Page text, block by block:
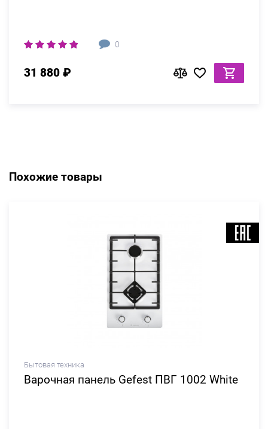
0
31 880 ₽
Похожие товары
Бытовая техника
Варочная панель Gefest ПВГ 1002 White